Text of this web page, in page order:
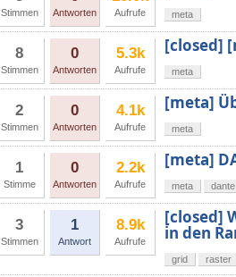
Stimmen Antworten Aufrufe meta
8
Stimmen
0
Antworten
5.3k
Aufrufe
[closed]
meta
2
Stimmen
0
Antworten
4.1k
Aufrufe
[meta]
meta
1
Stimme
0
Antworten
2.2k
Aufrufe
[meta]
meta dante
3
Stimmen
1
Antwort
8.9k
Aufrufe
[closed]
in den
grid raster